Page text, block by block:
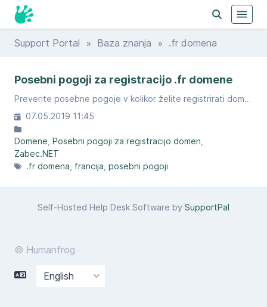
Support Portal » Baza znanja » .fr domena
Posebni pogoji za registracijo .fr domene
Preverite posebne pogoje v kolikor želite registrirati domensko končnico .fr
07.05.2019 11:45
Domene Posebni pogoji za registracijo domen
Zabec.NET
.fr domena francija posebni pogoji
Self-Hosted Help Desk Software by SupportPal
© Humanfrog